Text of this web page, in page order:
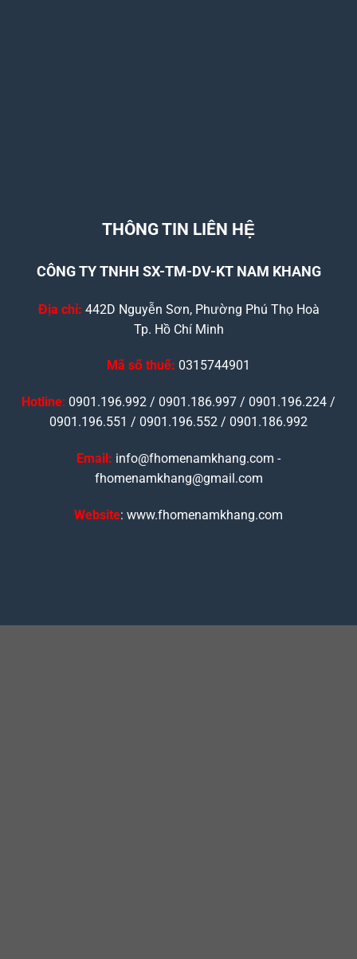
THÔNG TIN LIÊN HỆ
CÔNG TY TNHH SX-TM-DV-KT NAM KHANG
Địa chỉ: 442D Nguyễn Sơn, Phường Phú Thọ Hoà
Tp. Hồ Chí Minh
Mã số thuế: 0315744901
Hotline: 0901.196.992 / 0901.186.997 / 0901.196.224 /
0901.196.551 / 0901.196.552 / 0901.186.992
Email: info@fhomenamkhang.com -
fhomenamkhang@gmail.com
Website: www.fhomenamkhang.com